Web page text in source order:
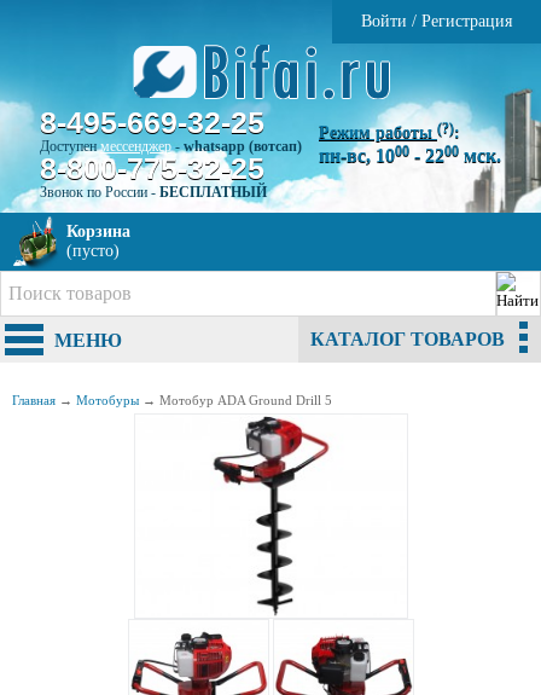
Войти / Регистрация
8-495-669-32-25
Доступенмессенджер-whatsapp (вотсап)
8-800-775-32-25
Звонок по России - БЕСПЛАТНЫЙ
Режим работы (?):
пн-вс, 1000 - 2200 мск.
Корзина
(пусто)
МЕНЮ КАТАЛОГ ТОВАРОВ
Главная → Мотобуры → Мотобур ADA Ground Drill 5